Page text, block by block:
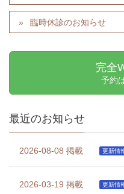
臨時休診のお知らせ
完全
予約
最近のお知らせ
2026-08-08 更新情
2026-03-19 更新情